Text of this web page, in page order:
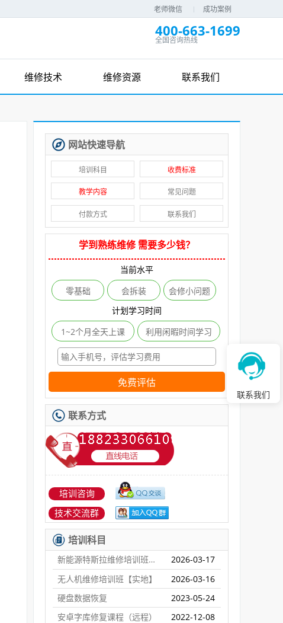
老师微信 成功案例
400-663-1699
全国咨询热线
维修技术 维修资源 联系我们
网站快速导航
培训科目 收费标准
教学内容 常见问题
付款方式 联系我们
学到熟练维修 需要多少钱？
当前水平
零基础
会拆装
会修小问题
计划学习时间
1~2个月全天上课
利用闲暇时间学习
免费评估
联系方式
培训咨询
技术交流群
培训科目
新能源特斯拉维修培训班【实地】
2026-03-17
无人机维修培训班【实地】
2026-03-16
硬盘数据恢复
2023-05-24
安卓字库修复课程（远程）
2022-12-08
联系我们